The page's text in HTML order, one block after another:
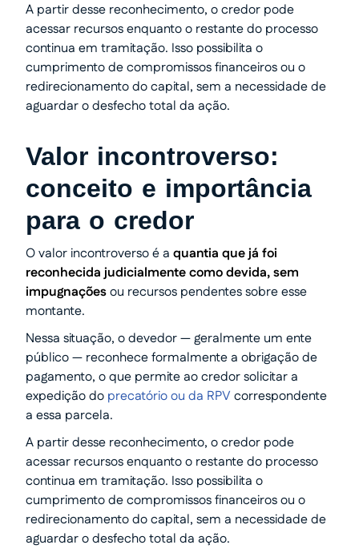
A partir desse reconhecimento, o credor pode
acessar recursos enquanto o restante do processo
continua em tramitação. Isso possibilita o
cumprimento de compromissos financeiros ou o
redirecionamento do capital, sem a necessidade de
aguardar o desfecho total da ação.
Valor incontroverso:
conceito e importância
para o credor
O valor incontroverso é a quantia que já foi
reconhecida judicialmente como devida, sem
impugnaçõesou recursos pendentes sobre esse
montante.
Nessa situação, o devedor — geralmente um ente
público — reconhece formalmente a obrigação de
pagamento, o que permite ao credor solicitar a
expedição do precatório ou da RPV correspondente
a essa parcela.
A partir desse reconhecimento, o credor pode
acessar recursos enquanto o restante do processo
continua em tramitação. Isso possibilita o
cumprimento de compromissos financeiros ou o
redirecionamento do capital, sem a necessidade de
aguardar o desfecho total da ação.